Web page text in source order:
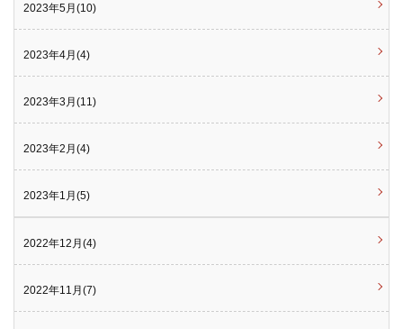
2023年5月(10)
2023年4月(4)
2023年3月(11)
2023年2月(4)
2023年1月(5)
2022年12月(4)
2022年11月(7)